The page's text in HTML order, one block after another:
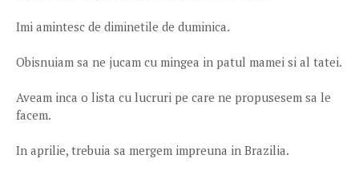
Imi amintesc de diminetile de duminica.
Obisnuiam sa ne jucam cu mingea in patul mamei si al tatei.
Aveam inca o lista cu lucruri pe care ne propusesem sa le
facem.
In aprilie, trebuia sa mergem impreuna in Brazilia.